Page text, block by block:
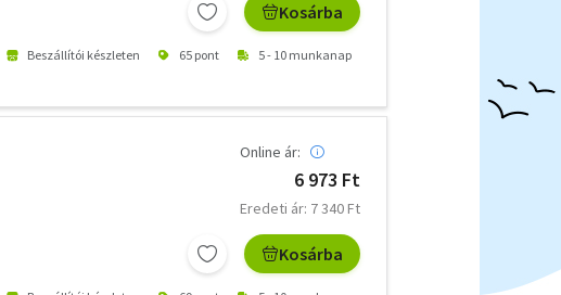
Kosárba
Beszállítói készleten 65 pont 5 - 10 munkanap
Online ár:
6 973 Ft
Eredeti ár: 7 340 Ft
Kosárba